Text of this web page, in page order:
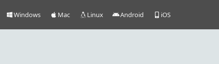
Windows Mac Linux Android iOS